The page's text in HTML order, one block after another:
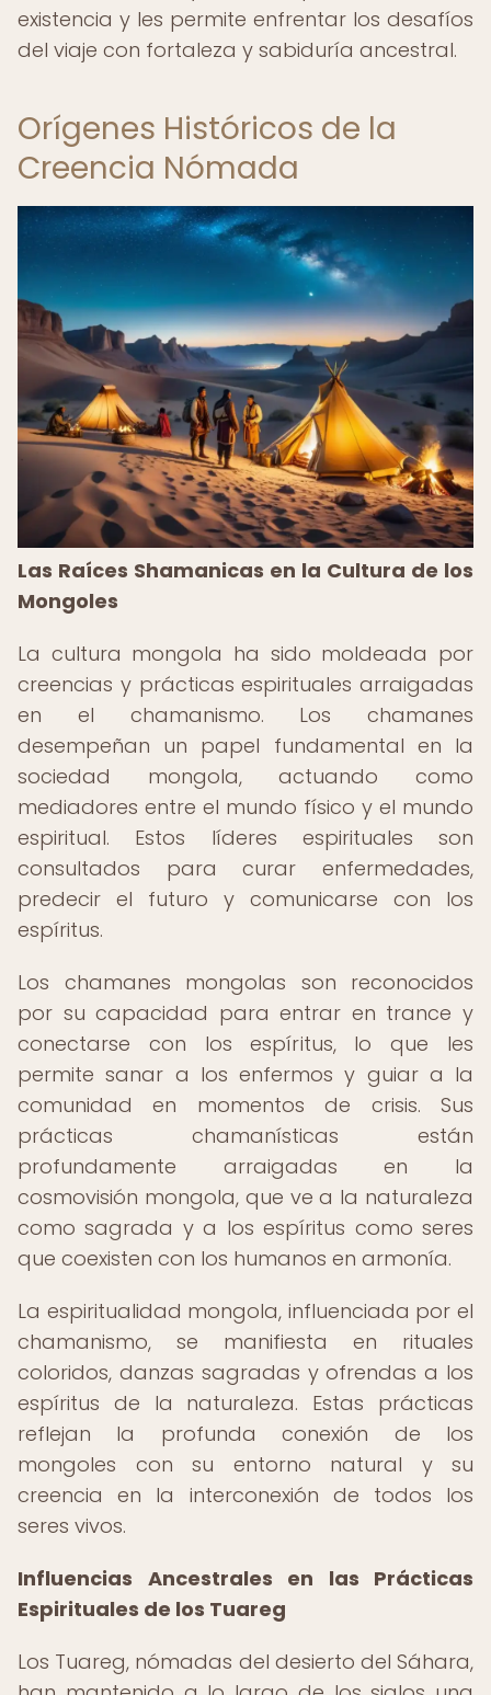
existencia y les permite enfrentar los desafíos
del viaje con fortaleza y sabiduría ancestral.
Orígenes Históricos de la
Creencia Nómada
Las Raíces Shamanicas en la Cultura de los
Mongoles
La cultura mongola ha sido moldeada por
creencias y prácticas espirituales arraigadas
en el chamanismo. Los chamanes
desempeñan un papel fundamental en la
sociedad mongola, actuando como
mediadores entre el mundo físico y el mundo
espiritual. Estos líderes espirituales son
consultados para curar enfermedades,
predecir el futuro y comunicarse con los
espíritus.
Los chamanes mongolas son reconocidos
por su capacidad para entrar en trance y
conectarse con los espíritus, lo que les
permite sanar a los enfermos y guiar a la
comunidad en momentos de crisis. Sus
prácticas chamanísticas están
profundamente arraigadas en la
cosmovisión mongola, que ve a la naturaleza
como sagrada y a los espíritus como seres
que coexisten con los humanos en armonía.
La espiritualidad mongola, influenciada por el
chamanismo, se manifiesta en rituales
coloridos, danzas sagradas y ofrendas a los
espíritus de la naturaleza. Estas prácticas
reflejan la profunda conexión de los
mongoles con su entorno natural y su
creencia en la interconexión de todos los
seres vivos.
Influencias Ancestrales en las Prácticas
Espirituales de los Tuareg
Los Tuareg, nómadas del desierto del Sáhara,